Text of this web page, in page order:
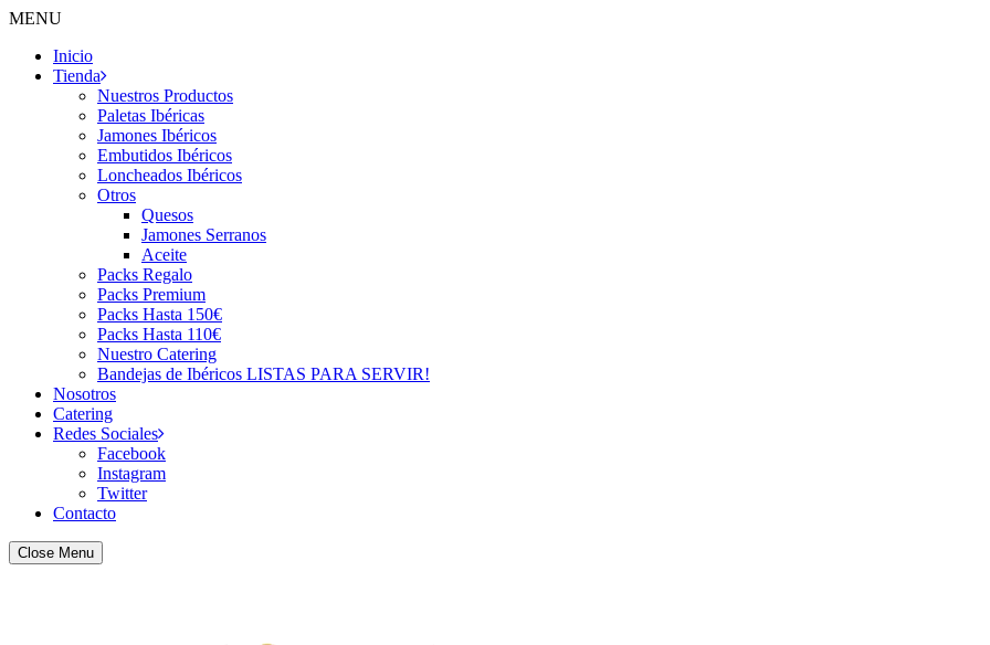
MENU
Inicio
Tienda
Nuestros Productos
Paletas Ibéricas
Jamones Ibéricos
Embutidos Ibéricos
Loncheados Ibéricos
Otros
Quesos
Jamones Serranos
Aceite
Packs Regalo
Packs Premium
Packs Hasta 150€
Packs Hasta 110€
Nuestro Catering
Bandejas de Ibéricos LISTAS PARA SERVIR!
Nosotros
Catering
Redes Sociales
Facebook
Instagram
Twitter
Contacto
Close Menu